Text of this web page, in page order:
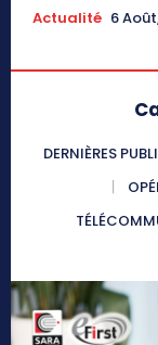
Actualité 6
DERNIÈRES